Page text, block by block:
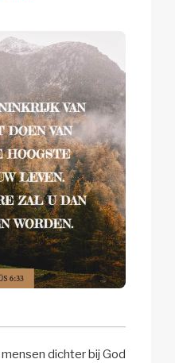
dichter bij God